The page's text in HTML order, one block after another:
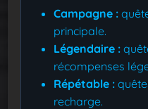
Campagne :
principale.
Légendaire :
récompenses
Répétable :
recharge.